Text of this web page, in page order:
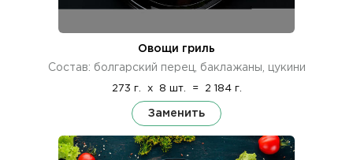
Овощи гриль
Состав: болгарский перец, баклажаны, цукини
273 г. x 8 шт. = 2 184 г.
Заменить